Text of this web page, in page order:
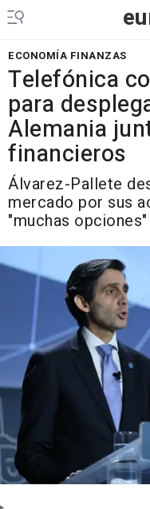
ECONOMÍA FINANZAS
Telefónica
para
Alemania
financieros
Álvarez-Pallete
mercado por sus
"muchas